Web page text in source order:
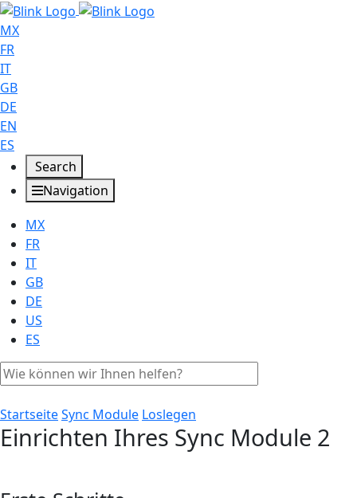
MX
FR
IT
GB
DE
EN
ES
Search
Navigation
MX
FR
IT
GB
DE
US
ES
StartseiteSync Module Loslegen
Einrichten Ihres Sync Module 2